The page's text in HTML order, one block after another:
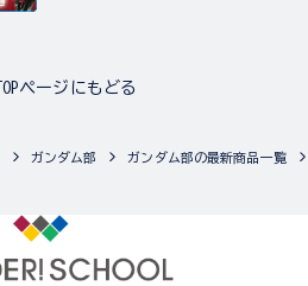
TOPページにもどる
ガンダム部 ガンダム部の最新商品一覧